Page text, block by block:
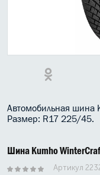
ИНДУСТРИАЛЬНЫЕ
АНТИФРИЗЫ
ПРИСАДКИ АВТОХИМИЯ
АВТО КОСМЕТИКА
Автомобильная шина
Размер: R17 225/45.
Шина Kumho
Артикул